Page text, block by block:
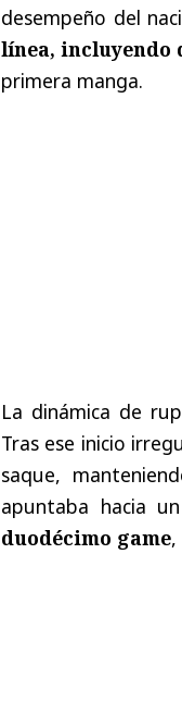
desempeño del
línea, incluyendo
primera manga.
La dinámica de
Tras ese inicio
saque,
apuntaba hacia
duodécimo game